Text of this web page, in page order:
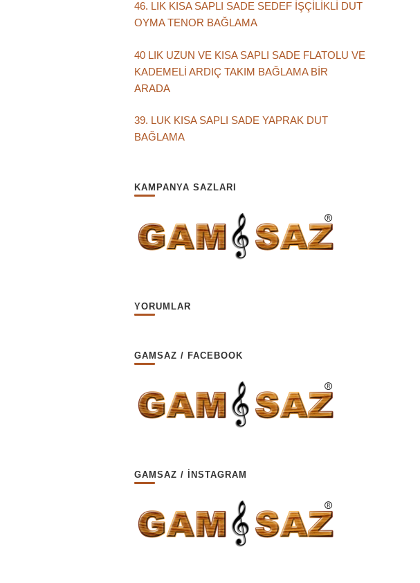
46. LIK KISA SAPLI SADE SEDEF İŞÇİLİKLİ DUT
OYMA TENOR BAĞLAMA
40 LIK UZUN VE KISA SAPLI SADE FLATOLU VE
KADEMELİ ARDIÇ TAKIM BAĞLAMA BİR
ARADA
39. LUK KISA SAPLI SADE YAPRAK DUT
BAĞLAMA
KAMPANYA SAZLARI
YORUMLAR
GAMSAZ / FACEBOOK
GAMSAZ / İNSTAGRAM